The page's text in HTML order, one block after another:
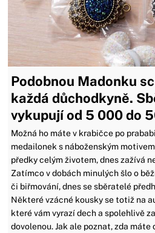
Podobnou Madonku
každá důchodkyně.
vykupují od 5 000 do
Možná ho máte v krabičce po
medailonek s náboženským
předky celým životem, dnes zažívá
Zatímco v dobách minulých šlo o
či biřmování, dnes se sběratelé
Některé vzácné kousky se totiž na
které vám vyrazí dech a spolehlivě
dovolenou. Jak ale poznat, zda máte